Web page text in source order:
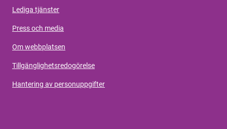
Lediga tjänster
Press och media
Om webbplatsen
Tillgänglighetsredogörelse
Hantering av personuppgifter